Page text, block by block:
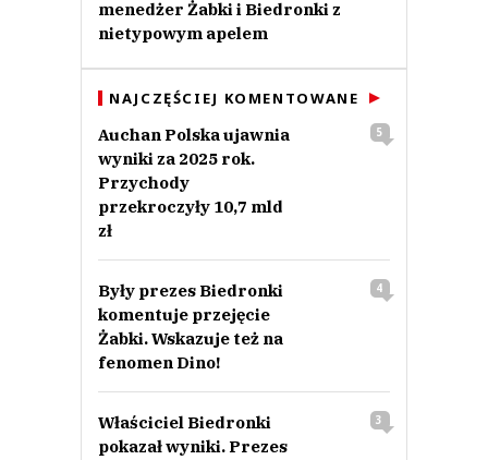
menedżer Żabki i Biedronki z
nietypowym apelem
NAJCZĘŚCIEJ KOMENTOWANE
Auchan Polska ujawnia
wyniki za 2025 rok.
Przychody
przekroczyły 10,7 mld
zł
5
Były prezes Biedronki
komentuje przejęcie
Żabki. Wskazuje też na
fenomen Dino!
4
Właściciel Biedronki
pokazał wyniki. Prezes
3